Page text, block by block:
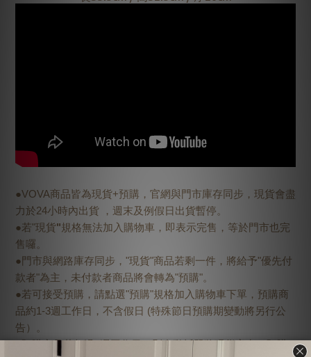
●VOVA商品皆為現貨+預購，官網與門市庫存同步，現貨會盡
力於24小時內出貨 ，週末及例假日出貨暫停。
●若"現貨"規格無法加入購物車，即表示完售，等於門市也完
售囉。
●門市與網路庫存同步，"現貨"商品若剩一件，將給予"優先付
款者"為主，未付款者商品將會轉為"預購"。
●若可接受預購，請點選"預購"規格加入購物車下單，預購商
品約1-3週工作日，不含假日 (特殊節日預購期變動將另行公
告）。
●預購商品若超過3週工作日，則自動拆單將現貨寄出，預購